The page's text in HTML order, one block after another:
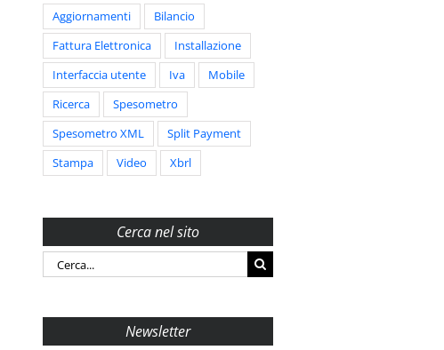
Aggiornamenti
Bilancio
Fattura Elettronica
Installazione
Interfaccia utente
Iva
Mobile
Ricerca
Spesometro
Spesometro XML
Split Payment
Stampa
Video Xbrl
Cerca nel sito
Cerca
per:
Newsletter